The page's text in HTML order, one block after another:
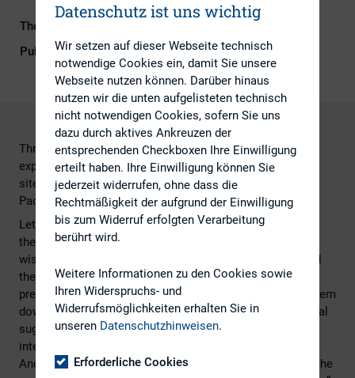
Themengebiet
Publikationsform
Externe Publikationen
Through 2014, IR Magazine polled buy-side and sell-side
experts to discover the changes they’d like to see on IR
sites. Data was gathered from the US, Europe, and Asia-
Pacific.
Let’s start with the US – as illustrated in the below chart,
the majority (36%) claimed that there isn’t anything they
wish to see improve on IR websites. Next, 18% requested
the ability to view the latest web conferences or
presentations, pointing out that some companies take them
down after six months. In addition, a sell-side professional
suggested that they would like to see a standard IR
interface that contained all the relevant information.
Another point made by a buy-side expert who noted that the
Datenschutz ist uns wichtig
Wir setzen auf dieser Webseite technisch
notwendige Cookies ein, damit Sie unsere
Webseite nutzen können. Darüber hinaus
nutzen wir die unten aufgelisteten technisch
nicht notwendigen Cookies, sofern Sie uns
dazu durch aktives Ankreuzen der
entsprechenden Checkboxen Ihre Einwilligung
erteilt haben. Ihre Einwilligung können Sie
jederzeit widerrufen, ohne dass die
Rechtmäßigkeit der aufgrund der Einwilligung
bis zum Widerruf erfolgten Verarbeitung
berührt wird.
Weitere Informationen zu den Cookies sowie
Ihren Widerspruchs- und
Widerrufsmöglichkeiten erhalten Sie in
unseren Datenschutzhinweisen.
Erforderliche Cookies